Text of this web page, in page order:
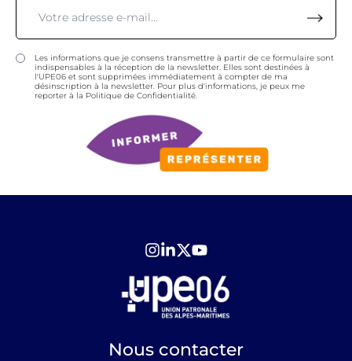
Les informations que je consens transmettre à partir de ce formulaire sont
indispensables à la réception de la newsletter. Elles sont destinées à
l'UPE06 et sont supprimées immédiatement à compter de ma
désinscription à la newsletter. Pour plus d'informations, je peux me
reporter à la Politique de Confidentialité.
Nous contacter